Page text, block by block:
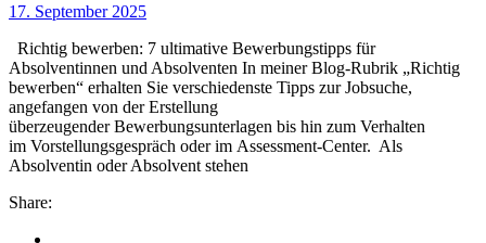
17. September 2025
Richtig bewerben: 7 ultimative Bewerbungstipps für
Absolventinnen und Absolventen In meiner Blog-Rubrik „Richtig
bewerben“ erhalten Sie verschiedenste Tipps zur Jobsuche,
angefangen von der Erstellung
überzeugender Bewerbungsunterlagen bis hin zum Verhalten
im Vorstellungsgespräch oder im Assessment-Center. Als
Absolventin oder Absolvent stehen
Share: